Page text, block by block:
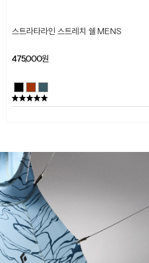
스트라타라인 스트레치 쉘 MENS
475,000원